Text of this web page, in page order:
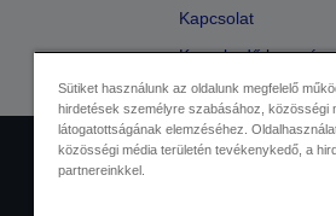
Kapcsolat
Kereskedő keresése
Sütiket használunk az oldalunk megfelelő
hirdetések személyre szabásához, közösségi
látogatottságának elemzéséhez.
közösségi média területén tevékenykedő, a
partnereinkkel.